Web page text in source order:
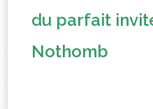
du parfait
Nothomb